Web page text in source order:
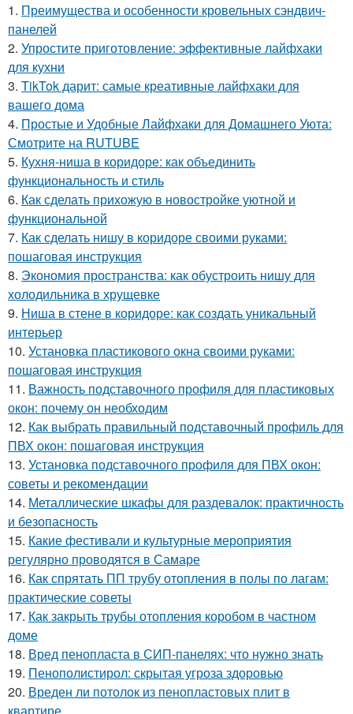
1. Преимущества и особенности кровельных сэндвич-
панелей
2. Упростите приготовление: эффективные лайфхаки
для кухни
3. TikTok дарит: самые креативные лайфхаки для
вашего дома
4. Простые и Удобные Лайфхаки для Домашнего Уюта:
Смотрите на RUTUBE
5. Кухня-ниша в коридоре: как объединить
функциональность и стиль
6. Как сделать прихожую в новостройке уютной и
функциональной
7. Как сделать нишу в коридоре своими руками:
пошаговая инструкция
8. Экономия пространства: как обустроить нишу для
холодильника в хрущевке
9. Ниша в стене в коридоре: как создать уникальный
интерьер
10. Установка пластикового окна своими руками:
пошаговая инструкция
11. Важность подставочного профиля для пластиковых
окон: почему он необходим
12. Как выбрать правильный подставочный профиль для
ПВХ окон: пошаговая инструкция
13. Установка подставочного профиля для ПВХ окон:
советы и рекомендации
14. Металлические шкафы для раздевалок: практичность
и безопасность
15. Какие фестивали и культурные мероприятия
регулярно проводятся в Самаре
16. Как спрятать ПП трубу отопления в полы по лагам:
практические советы
17. Как закрыть трубы отопления коробом в частном
доме
18. Вред пенопласта в СИП-панелях: что нужно знать
19. Пенополистирол: скрытая угроза здоровью
20. Вреден ли потолок из пенопластовых плит в